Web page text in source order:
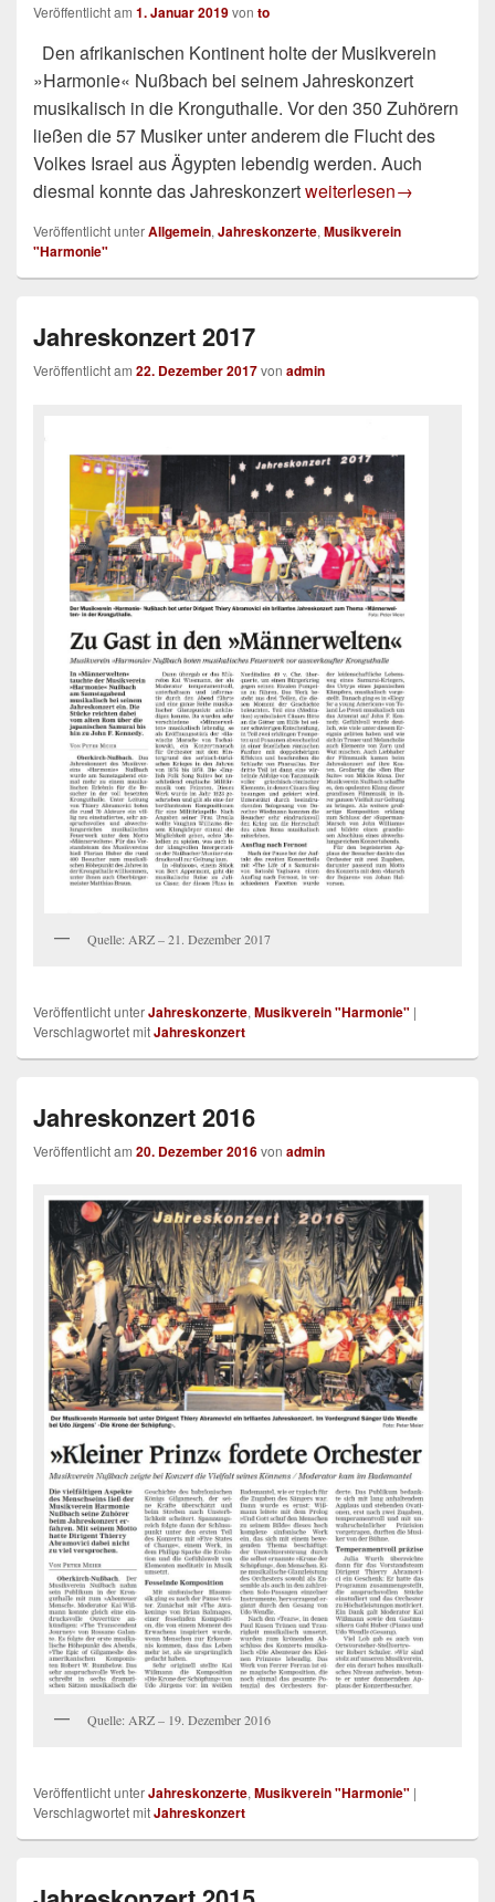
Veröffentlicht am 1. Januar 2019von to
Den afrikanischen Kontinent holte der Musikverein
»Harmonie« Nußbach bei seinem Jahreskonzert
musikalisch in die Kronguthalle. Vor den 350 Zuhörern
ließen die 57 Musiker unter anderem die Flucht des
Volkes Israel aus Ägypten lebendig werden. Auch
diesmal konnte das JahreskonzertJahreskonzert 2018 –
weiterlesen→
Veröffentlicht unterAllgemein, Jahreskonzerte, Musikverein
"Harmonie"
Jahreskonzert 2017
Veröffentlicht am 22. Dezember 2017von admin
Quelle: ARZ – 21. Dezember 2017
Veröffentlicht unterJahreskonzerte, Musikverein "Harmonie" |
Verschlagwortet mitJahreskonzert
Jahreskonzert 2016
Veröffentlicht am 20. Dezember 2016von admin
Quelle: ARZ – 19. Dezember 2016
Veröffentlicht unterJahreskonzerte, Musikverein "Harmonie" |
Verschlagwortet mitJahreskonzert